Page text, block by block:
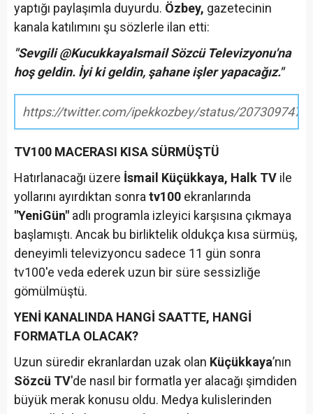
yaptığı paylaşımla duyurdu. Özbey, gazetecinin
kanala katılımını şu sözlerle ilan etti:
"Sevgili @KucukkayaIsmail Sözcü Televizyonu'na
hoş geldin. İyi ki geldin, şahane işler yapacağız."
https://twitter.com/ipekkozbey/status/
TV100 MACERASI KISA SÜRMÜŞTÜ
Hatırlanacağı üzere İsmail Küçükkaya, Halk TV ile
yollarını ayırdıktan sonra tv100 ekranlarında
"YeniGün" adlı programla izleyici karşısına çıkmaya
başlamıştı. Ancak bu birliktelik oldukça kısa sürmüş,
deneyimli televizyoncu sadece 11 gün sonra
tv100'e veda ederek uzun bir süre sessizliğe
gömülmüştü.
YENİ KANALINDA HANGİ SAATTE, HANGİ
FORMATLA OLACAK?
Uzun süredir ekranlardan uzak olan Küçükkaya’nın
Sözcü TV'de nasıl bir formatla yer alacağı şimdiden
büyük merak konusu oldu. Medya kulislerinden